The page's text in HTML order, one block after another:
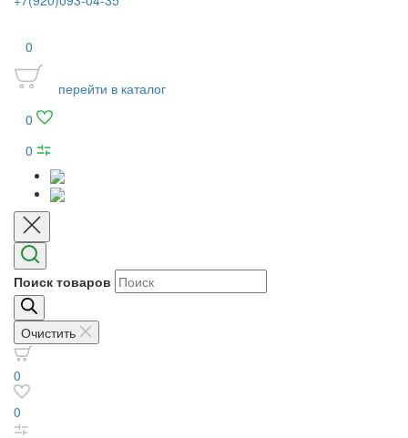
0
перейти в каталог
0
0
Поиск товаров
Очистить
0
0